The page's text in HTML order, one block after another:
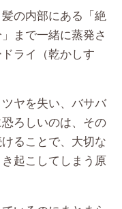
の内部にある「絶
まで一緒に蒸発さ
ライ（乾かしす
ヤを失い、バサバ
ろしいのは、その
ることで、大切な
起こしてしまう原